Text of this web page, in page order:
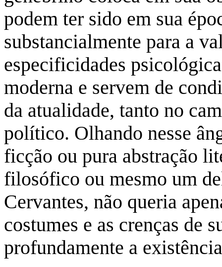
podem ter sido em sua
substancialmente para a
especificidades
moderna e servem de
da atualidade, tanto no
político. Olhando nesse
ficção ou pura abstração
filosófico ou mesmo um
Cervantes, não queria
costumes e as crenças de
profundamente a